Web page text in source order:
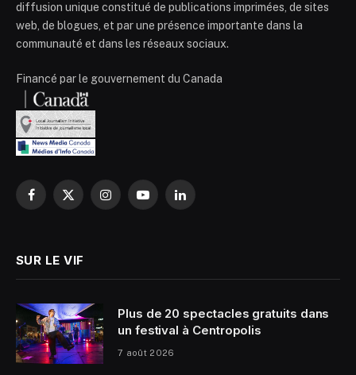
diffusion unique constitué de publications imprimées, de sites
web, de blogues, et par une présence importante dans la
communauté et dans les réseaux sociaux.
Financé par le gouvernement du Canada
Facebook
X
InstagramYouTubeLinkedIn
SUR LE VIF
Plus de 20 spectacles gratuits dans
un festival à Centropolis
7 août 2026